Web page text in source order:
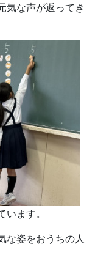
気な声が返ってき
います。
な姿をおうちの人